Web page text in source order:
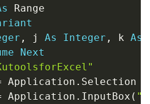
, j As Integer , k As
Next
Application .
Application . InputBox (